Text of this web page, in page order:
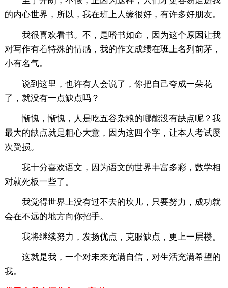
的内心世界，所以，我在班上人缘很好，有许多好朋友。
我很喜欢看书。不，是嗜书如命，因为这个原因让我
对写作有着特殊的情感，我的作文成绩在班上名列前茅，
小有名气。
说到这里，也许有人会说了，你把自己夸成一朵花
了，就没有一点缺点吗？
惭愧，惭愧，人是吃五谷杂粮的哪能没有缺点呢？我
最大的缺点就是粗心大意，因为这四个字，让本人考试屡
次受损。
我十分喜欢语文，因为语文的世界丰富多彩，数学相
对就死板一些了。
我觉得世界上没有过不去的坎儿，只要努力，成功就
会在不远的地方向你招手。
我将继续努力，发扬优点，克服缺点，更上一层楼。
这就是我，一个对未来充满自信，对生活充满希望的
我。